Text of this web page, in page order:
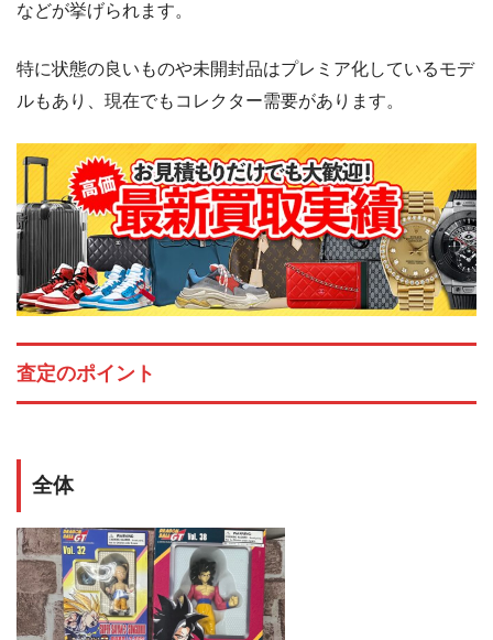
などが挙げられます。
特に状態の良いものや未開封品はプレミア化しているモデ
ルもあり、現在でもコレクター需要があります。
査定のポイント
全体